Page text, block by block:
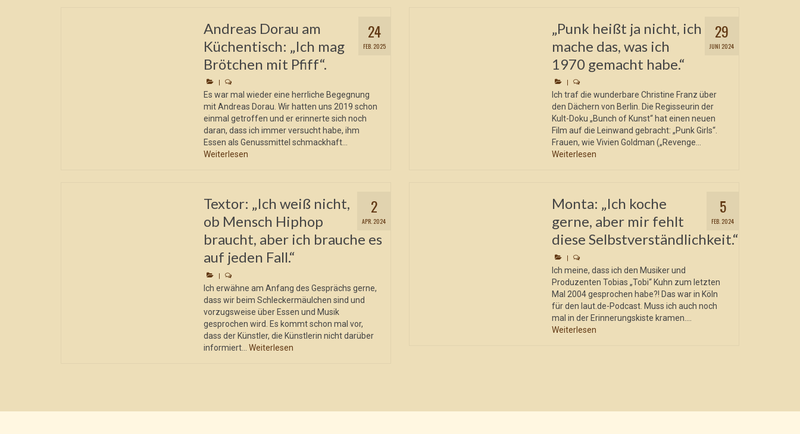
24
FEB. 2025
Andreas Dorau am
Küchentisch: „Ich mag
Brötchen mit Pfiff“.
Es war mal wieder eine herrliche Begegnung
mit Andreas Dorau. Wir hatten uns 2019 schon
einmal getroffen und er erinnerte sich noch
daran, dass ich immer versucht habe, ihm
Essen als Genussmittel schmackhaft...
Weiterlesen
29
JUNI 2024
„Punk heißt ja nicht, ich
mache das, was ich
1970 gemacht habe.“
Ich traf die wunderbare Christine Franz über
den Dächern von Berlin. Die Regisseurin der
Kult-Doku „Bunch of Kunst“ hat einen neuen
Film auf die Leinwand gebracht: „Punk Girls“.
Frauen, wie Vivien Goldman („Revenge...
Weiterlesen
2
APR. 2024
Textor: „Ich weiß nicht,
ob Mensch Hiphop
braucht, aber ich brauche es
auf jeden Fall.“
|
Ich erwähne am Anfang des Gesprächs gerne,
dass wir beim Schleckermäulchen sind und
vorzugsweise über Essen und Musik
gesprochen wird. Es kommt schon mal vor,
dass der Künstler, die Künstlerin nicht darüber
informiert... Weiterlesen
5
FEB. 2024
Monta: „Ich koche
gerne, aber mir fehlt
diese Selbstverständlichkeit.“
|
Ich meine, dass ich den Musiker und
Produzenten Tobias „Tobi“ Kuhn zum letzten
Mal 2004 gesprochen habe?! Das war in Köln
für den laut.de-Podcast. Muss ich auch noch
mal in der Erinnerungskiste kramen....
Weiterlesen